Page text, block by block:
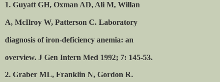
1. Guyatt GH, Oxman AD, Ali M, Willan
A, McIlroy W, Patterson C. Laboratory
diagnosis of iron-deficiency anemia: an
overview. J Gen Intern Med 1992; 7: 145-53.
2. Graber ML, Franklin N, Gordon R.